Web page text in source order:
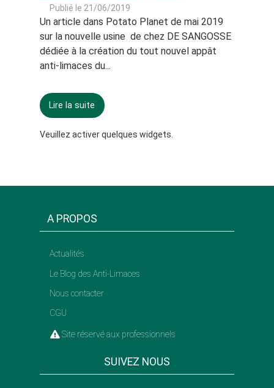
Publié le 21/06/2019
Un article dans Potato Planet de mai 2019
sur la nouvelle usine de chez DE SANGOSSE
dédiée à la création du tout nouvel appât
anti-limaces du...
Lire la suite
Veuillez activer quelques widgets.
A PROPOS
Actualités
Le Blog des Anti-Limaces
Nous contacter
CGU
Site réservé aux professionnels
SUIVEZ NOUS